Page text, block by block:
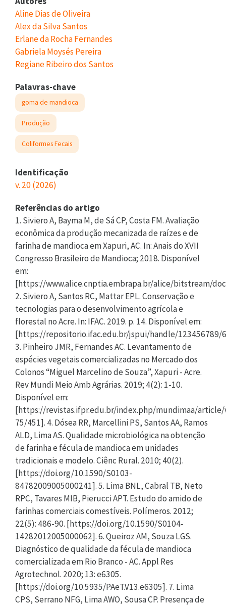
Aline Dias de Oliveira
Alex da Silva Santos
Erlane da Rocha Fernandes
Gabriela Moysés Pereira
Regiane Ribeiro dos Santos
Palavras-chave
goma de mandioca
Produção
Coliformes Fecais
Identificação
v. 20 (2026)
Referências do artigo
1. Siviero A, Bayma M, de Sá CP, Costa FM. Avaliação
econômica da produção mecanizada de raízes e de
farinha de mandioca em Xapuri, AC. In: Anais do XVII
Congresso Brasileiro de Mandioca; 2018. Disponível
em:
[https://www.alice.cnptia.embrapa.br/alice/bitstream/
2. Siviero A, Santos RC, Mattar EPL. Conservação e
tecnologias para o desenvolvimento agrícola e
florestal no Acre. In: IFAC. 2019. p. 14. Disponível em:
[https://repositorio.ifac.edu.br/jspui/handle/123456789/
3. Pinheiro JMR, Fernandes AC. Levantamento de
espécies vegetais comercializadas no Mercado dos
Colonos “Miguel Marcelino de Souza”, Xapuri - Acre.
Rev Mundi Meio Amb Agrárias. 2019; 4(2): 1-10.
Disponível em:
[https://revistas.ifpr.edu.br/index.php/mundimaa/
75/451]. 4. Dósea RR, Marcellini PS, Santos AA, Ramos
ALD, Lima AS. Qualidade microbiológica na obtenção
de farinha e fécula de mandioca em unidades
tradicionais e modelo. Ciênc Rural. 2010; 40(2).
[https://doi.org/10.1590/S0103-
84782009005000241]. 5. Lima BNL, Cabral TB, Neto
RPC, Tavares MIB, Pierucci APT. Estudo do amido de
farinhas comerciais comestíveis. Polímeros. 2012;
22(5): 486-90. [https://doi.org/10.1590/S0104-
14282012005000062]. 6. Queiroz AM, Souza LGS.
Diagnóstico de qualidade da fécula de mandioca
comercializada em Rio Branco - AC. Appl Res
Agrotechnol. 2020; 13: e6305.
[https://doi.org/10.5935/PAeT.V13.e6305]. 7. Lima
CPS, Serrano NFG, Lima AWO, Sousa CP. Presença de